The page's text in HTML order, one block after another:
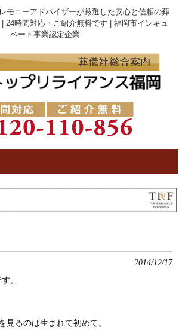
モニーアドバイザーが厳選した安心と信頼の葬
24時間対応・ご紹介無料です | 福岡市インキュ
ベート事業認定企業
2014/12/17
。
見るのは生まれて初めて。